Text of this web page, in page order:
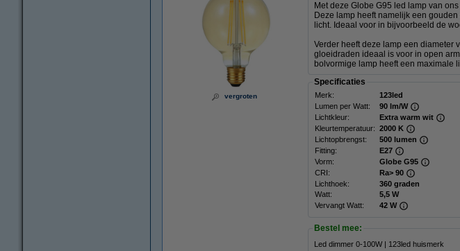
vergroten
Met deze Globe G95 led lamp van
Deze lamp heeft namelijk een
licht. Ideaal voor in bijvoorbeeld de
Verder heeft deze lamp een diameter
gloeidraden ideaal is voor in open
bolvormige lamp heeft een maximale
Specificaties
Merk: 123led
Lumen per Watt:
90 lm/W
Lichtkleur:
Extra warm wit
Kleurtemperatuur: 2000 K
Lichtopbrengst:
500 lumen
Fitting:
E27
Vorm:
Globe G95
CRI:
Ra> 90
Lichthoek:
360 graden
Watt:
5,5 W
Vervangt Watt:
42 W
Bestel mee:
Led dimmer 0-100W | 123led huismerk